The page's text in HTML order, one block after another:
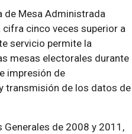
de Mesa Administrada
cifra cinco veces superior a
servicio permite la
mesas electorales durante
impresión de
transmisión de los datos de
de 2008 y 2011,